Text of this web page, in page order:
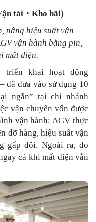
tải ・ Kho bãi)
nâng hiệu suất vận
vận hành bằng pin,
mất điện.
triển khai hoạt động
đã đưa vào sử dụng 10
ngắn” tại chi nhánh
vận chuyển vốn được
vận hành: AGV thực
dỡ hàng, hiệu suất vận
gấp đôi. Ngoài ra, do
cả khi mất điện vẫn